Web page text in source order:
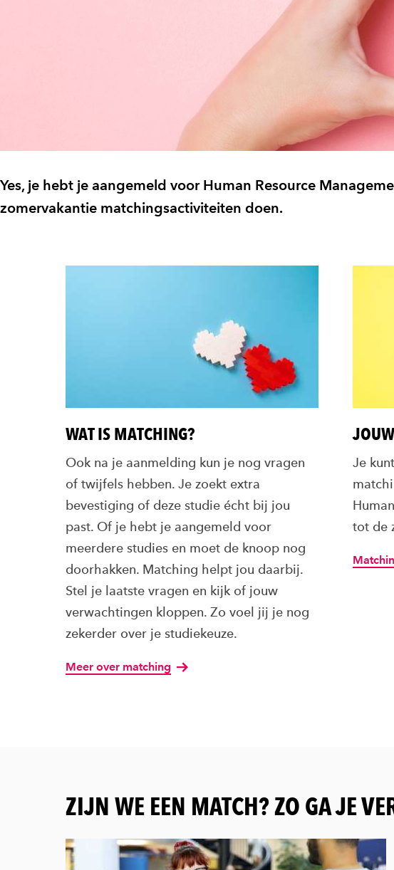
Yes, je hebt je aangemeld voor Human Resource
zomervakantie matchingsactiviteiten doen.
WAT IS MATCHING?
Ook na je aanmelding kun je nog vragen
of twijfels hebben. Je zoekt extra
bevestiging of deze studie écht bij jou
past. Of je hebt je aangemeld voor
meerdere studies en moet de knoop nog
doorhakken. Matching helpt jou daarbij.
Stel je laatste vragen en kijk of jouw
verwachtingen kloppen. Zo voel jij je nog
zekerder over je studiekeuze.
Meer over matching
Je
tot de
ZIJN WE EEN MATCH? ZO GA JE